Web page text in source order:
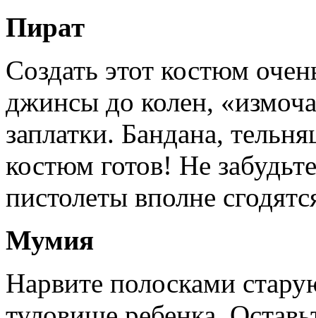
Пират
Создать этот костюм
джинсы до колен,
заплатки. Бандана,
костюм готов! Не
пистолеты вполне
Мумия
Нарвите полосками